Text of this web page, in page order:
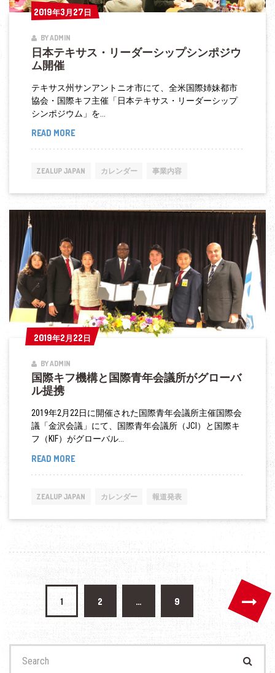
式
出
2019年3月27日
2019年3月27日
BY ADMIN
日本テキサス・リーダーシップシンポジウ
ム開催
テキサス州サンアントニオ市にて、全米国際姉妹都市
協会・国際キフ主催「日本テキサス・リーダーシップ
シンポジウム」を...
READ MORE日
本
テ
サ
ー
ダ
ー
シ
ッ
プ
シ
ポ
ウ
ム
催
ZEALUP JAPAN カレンダー 事業内容
2019年2月22日
2019年2月22日
BY ADMIN
国際キフ機構と国際青年会議所がグローバ
ル提携
2019年2月22日に開催された国際青年会議所主催国際会
議「金沢会議」にて、国際青年会議所（JCI）と国際キ
フ（KIF）がグローバル...
READ MORE国
際
キ
会
ZEALUP JAPAN カレンダー 報道発表
の
ペ
1 2 … 9
for: